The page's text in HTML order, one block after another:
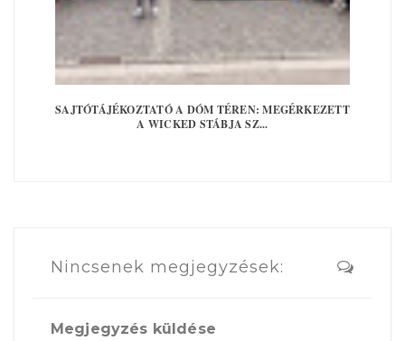
SAJTÓTÁJÉKOZTATÓ A DÓM TÉREN: MEGÉRKEZETT
A WICKED STÁBJA SZ...
Nincsenek megjegyzések:
Megjegyzés küldése